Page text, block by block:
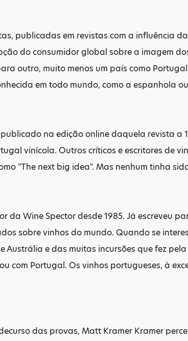
publicadas em revistas com a influência
do consumidor global sobre a imagem
outro, muito menos um país como
em todo mundo, como a espanhola
na edição online daquela revista a
vinícola. Outros críticos e escritores de
"The next big idea". Mas nenhum tinha
da Wine Spector desde 1985. Já escreveu
sobre vinhos do mundo. Quando se
Austrália e das muitas incursões que fez
com Portugal. Os vinhos portugueses, à
das provas, Matt Kramer Kramer